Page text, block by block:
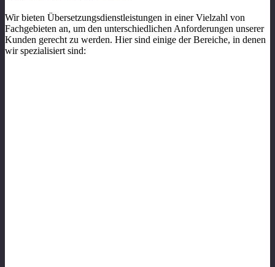
Wir bieten Übersetzungsdienstleistungen in einer Vielzahl von
Fachgebieten an, um den unterschiedlichen Anforderungen unserer
Kunden gerecht zu werden. Hier sind einige der Bereiche, in denen
wir spezialisiert sind: